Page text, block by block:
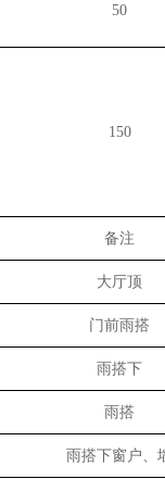
50
150
备注
大厅顶
门前雨搭
雨搭下
雨搭
雨搭下窗户、